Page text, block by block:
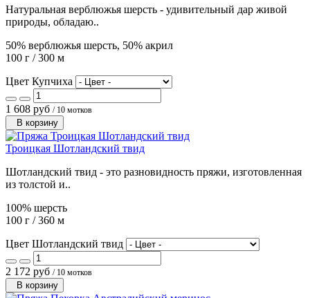
Натуральная верблюжья шерсть - удивительный дар живой
природы, обладаю..
50% верблюжья шерсть, 50% акрил
100 г / 300 м
Цвет Купчиха
1 608 руб / 10 мотков
В корзину
Троицкая Шотландский твид
Шотландский твид - это разновидность пряжи, изготовленная
из толстой и..
100% шерсть
100 г / 360 м
Цвет Шотландский твид
2 172 руб / 10 мотков
В корзину